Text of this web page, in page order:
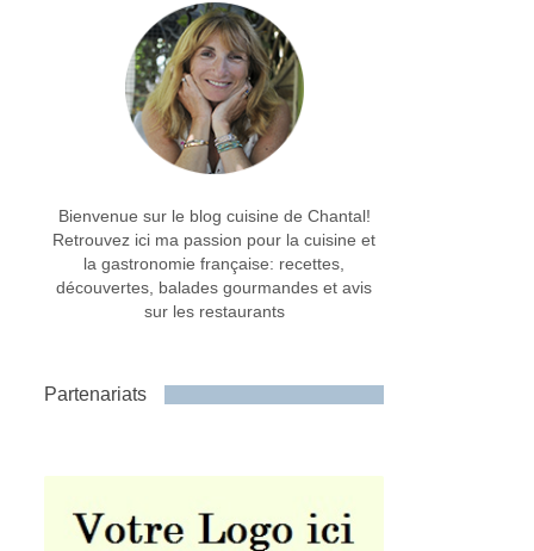
Bienvenue sur le blog cuisine de Chantal!
Retrouvez ici ma passion pour la cuisine et
la gastronomie française: recettes,
découvertes, balades gourmandes et avis
sur les restaurants
Partenariats